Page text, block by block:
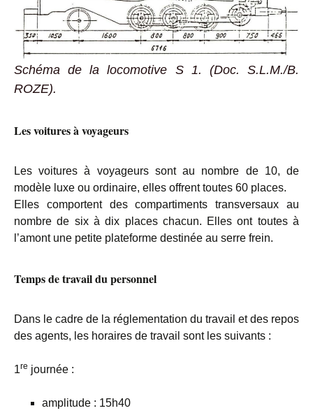
Schéma de la locomotive S 1. (Doc. S.L.M./B.
ROZE).
Les voitures à voyageurs
Les voitures à voyageurs sont au nombre de 10, de
modèle luxe ou ordinaire, elles offrent toutes 60 places.
Elles comportent des compartiments transversaux au
nombre de six à dix places chacun. Elles ont toutes à
l’amont une petite plateforme destinée au serre frein.
Temps de travail du personnel
Dans le cadre de la réglementation du travail et des repos
des agents, les horaires de travail sont les suivants :
1re journée :
amplitude : 15h40